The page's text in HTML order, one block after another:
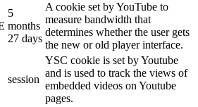
5
months
27 days
A cookie set by YouTube to
measure bandwidth that
determines whether the user gets
the new or old player interface.
session
YSC cookie is set by Youtube
and is used to track the views of
embedded videos on Youtube
pages.